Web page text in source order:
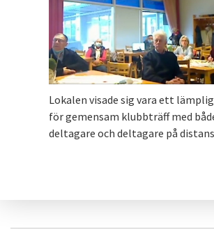
Lokalen visade sig vara ett
för gemensam klubbträff med
deltagare och deltagare på